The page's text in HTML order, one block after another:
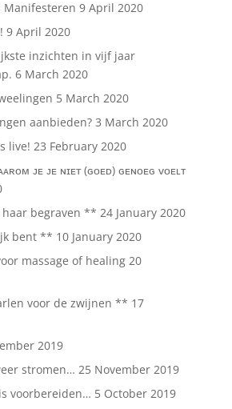
Manifesteren 9 April 2020
9 April 2020
inzichten in vijf jaar
6 March 2020
5 March 2020
aanbieden? 3 March 2020
live! 23 February 2020
ᴊᴇ ᴊᴇ ɴɪᴇᴛ (ɢᴏᴇᴅ) ɢᴇɴᴏᴇɢ ᴠᴏᴇʟᴛ
begraven ** 24 January 2020
bent ** 10 January 2020
massage of healing 20
voor de zwijnen ** 17
2019
stromen… 25 November 2019
voorbereiden… 5 October 2019